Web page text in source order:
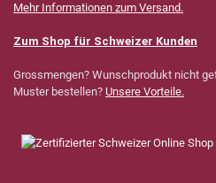
Mehr Informationen zum Versand.
Zum Shop für Schweizer Kunden
Grossmengen? Wunschprodukt nicht
Muster bestellen? Unsere Vorteile.